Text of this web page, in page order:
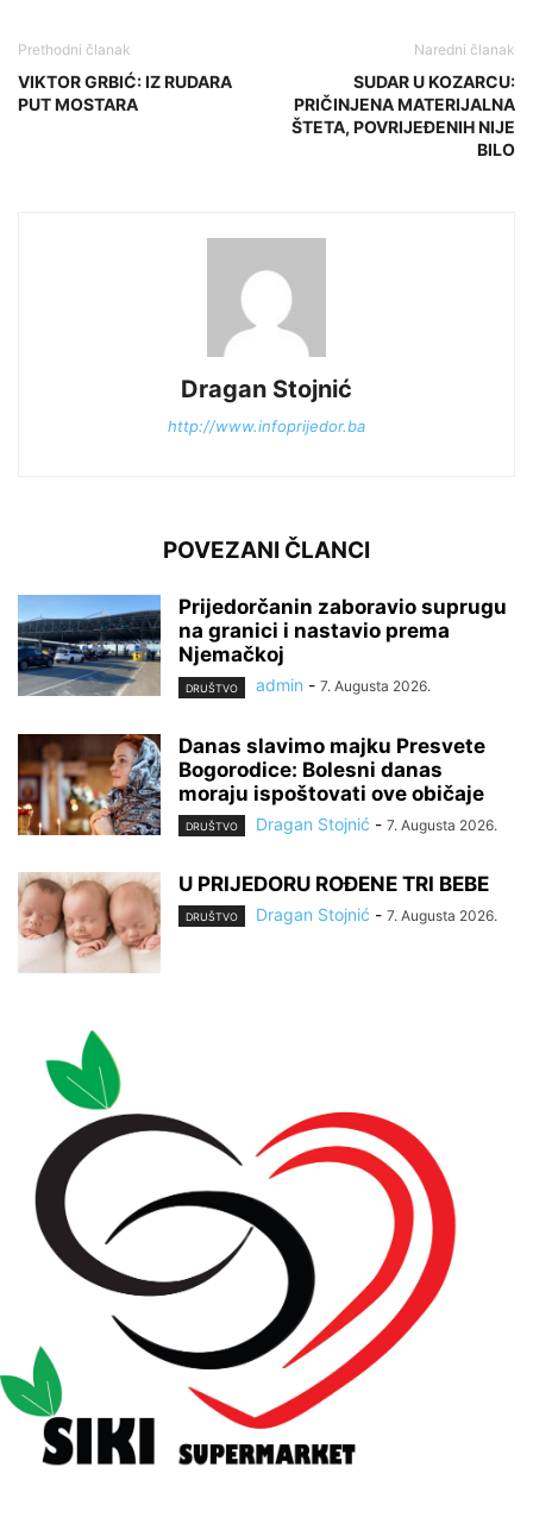
Prethodni članak
VIKTOR GRBIĆ: IZ RUDARA
PUT MOSTARA
Naredni članak
SUDAR U KOZARCU:
PRIČINJENA MATERIJALNA
ŠTETA, POVRIJEĐENIH NIJE
BILO
Dragan Stojnić
http://www.infoprijedor.ba
POVEZANI ČLANCI
Prijedorčanin zaboravio suprugu
na granici i nastavio prema
Njemačkoj
DRUŠTVO admin - 7. Augusta 2026.
Danas slavimo majku Presvete
Bogorodice: Bolesni danas
moraju ispoštovati ove običaje
DRUŠTVO Dragan Stojnić - 7. Augusta 2026.
U PRIJEDORU ROĐENE TRI BEBE
DRUŠTVO Dragan Stojnić - 7. Augusta 2026.